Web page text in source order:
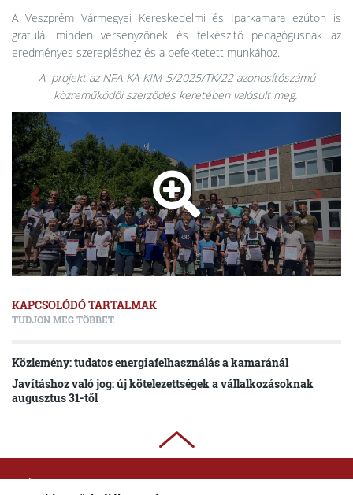
A Veszprém Vármegyei Kereskedelmi és Iparkamara ezúton is
gratulál minden versenyzőnek és felkészítő pedagógusnak az
eredményes szerepléshez és a befektetett munkához.
A projekt az NFA-KA-KIM-5/2025/TK/22 azonosítószámú
közreműködői szerződés keretében valósult meg.
KAPCSOLÓDÓ TARTALMAK
TUDJON MEG TÖBBET.
Közlemény: tudatos energiafelhasználás a kamaránál
Javításhoz való jog: új kötelezettségek a vállalkozásoknak
augusztus 31-től